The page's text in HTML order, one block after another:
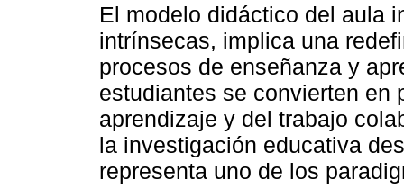
El modelo didáctico del aula
intrínsecas, implica una
procesos de enseñanza y
estudiantes se convierten en
aprendizaje y del trabajo
la investigación educativa
representa uno de los